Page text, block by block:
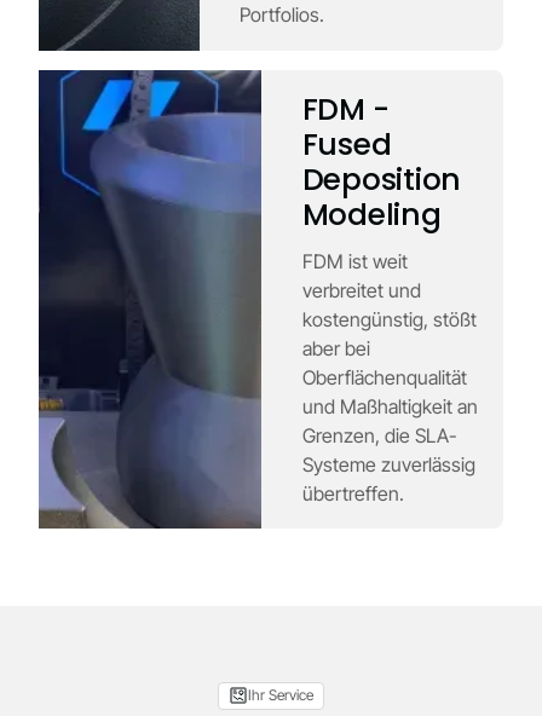
Portfolios.
FDM -
Fused
Deposition
Modeling
FDM ist weit
verbreitet und
kostengünstig, stößt
aber bei
Oberflächenqualität
und Maßhaltigkeit an
Grenzen, die SLA-
Systeme zuverlässig
übertreffen.
Ihr Service